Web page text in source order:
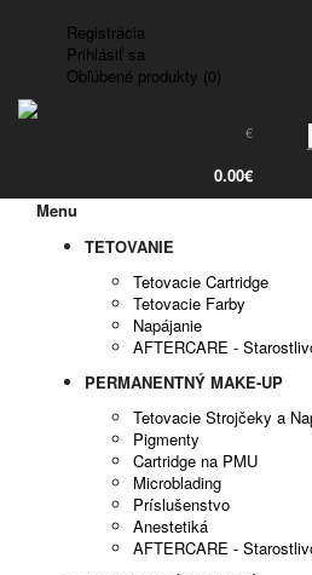
Registrácia
Prihlásiť sa
Obľúbené produkty (0)
€
0.00€
Menu
TETOVANIE
Tetovacie Cartridge
Tetovacie Farby
Napájanie
AFTERCARE -
PERMANENTNÝ MAKE-UP
Tetovacie Strojčeky a
Pigmenty
Cartridge na PMU
Microblading
Príslušenstvo
Anestetiká
AFTERCARE -